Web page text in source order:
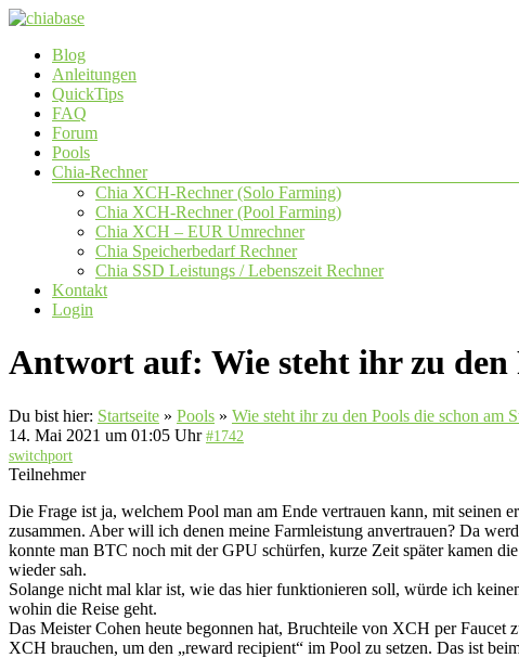
Zum
springen
chiabase
CHIA
Info-
Community
Seite
Menü
Blog
Anleitungen
QuickTips
FAQ
Forum
Pools
Chia-Rechner
Chia XCH-Rechner (Solo Farming)
Chia XCH-Rechner (Pool Farming)
Chia XCH – EUR Umrechner
Chia Speicherbedarf Rechner
Chia SSD Leistungs / Lebenszeit Rechner
Kontakt
Login
Antwort auf: Wie steht ihr zu den
Du bist hier: Startseite » Pools » Wie steht ihr zu den Pools die schon am
14. Mai 2021 um 01:05 Uhr #1742
switchport
Teilnehmer
Die Frage ist ja, welchem Pool man am Ende vertrauen kann, mit seinen
zusammen. Aber will ich denen meine Farmleistung anvertrauen? Da
konnte man BTC noch mit der GPU schürfen, kurze Zeit später kamen
wieder sah.
Solange nicht mal klar ist, wie das hier funktionieren soll, würde ich
wohin die Reise geht.
Das Meister Cohen heute begonnen hat, Bruchteile von XCH per
XCH brauchen, um den „reward recipient“ im Pool zu setzen. Das ist